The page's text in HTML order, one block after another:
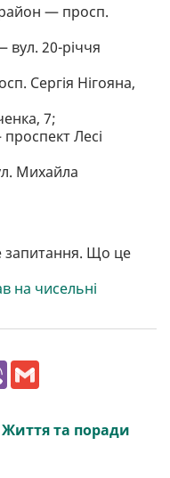
— просп.
вул. 20-річчя
Сергія Нігояна,
7;
Лесі
Михайла
запитання. Що це
на чисельні
V
b
r l
Життя та поради